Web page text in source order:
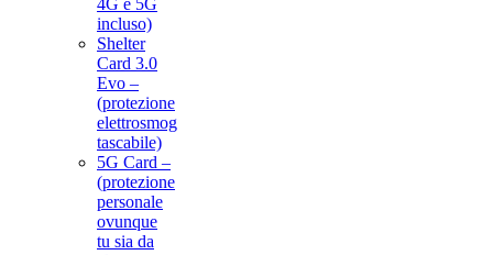
4G e 5G
incluso)
Shelter
Card 3.0
Evo –
(protezione
elettrosmog
tascabile)
5G Card –
(protezione
personale
ovunque
tu sia da